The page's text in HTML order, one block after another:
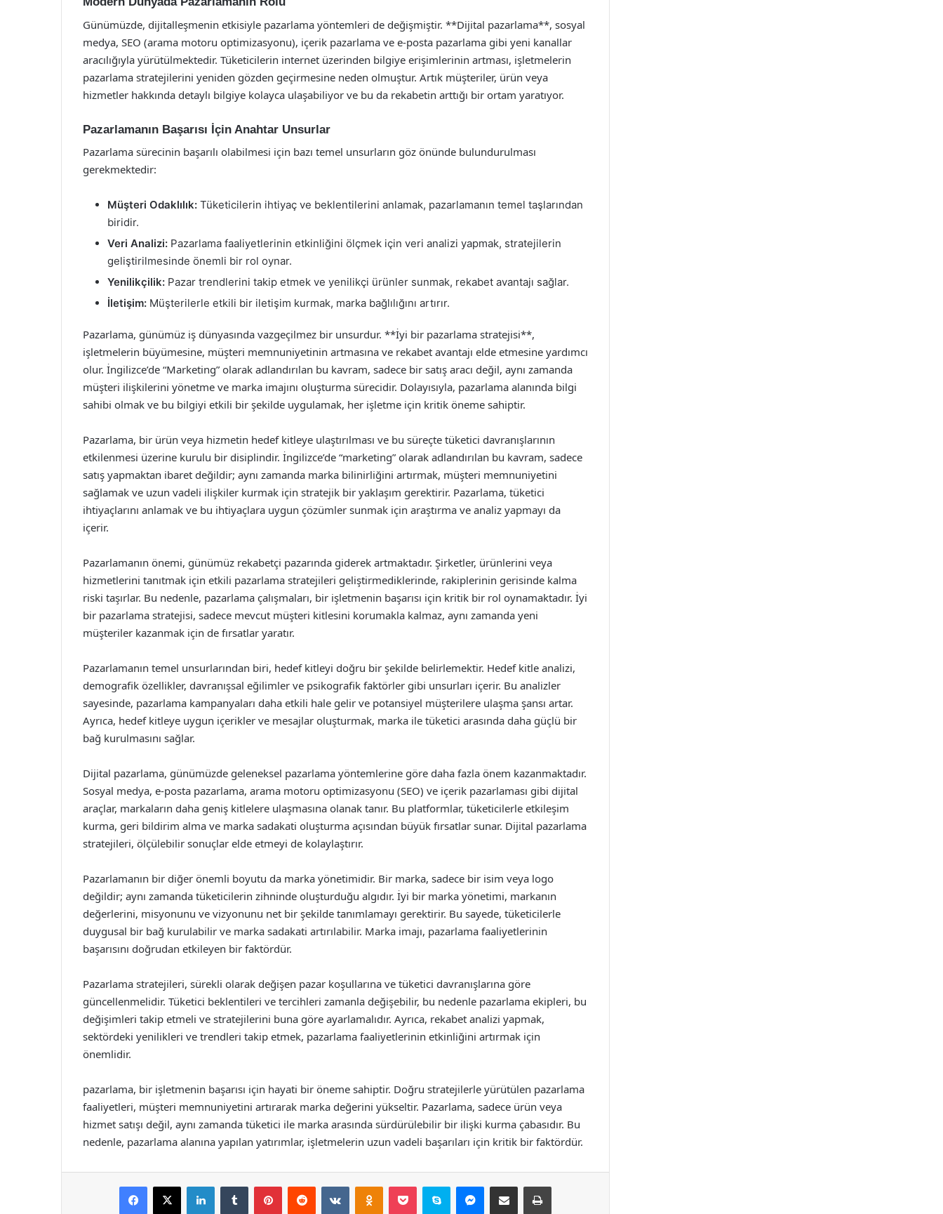
Günümüzde, dijitalleşmenin etkisiyle pazarlama yöntemleri de değişmiştir. **Dijital pazarlama**, sosyal
medya, SEO (arama motoru optimizasyonu), içerik pazarlama ve e-posta pazarlama gibi yeni kanallar
aracılığıyla yürütülmektedir. Tüketicilerin internet üzerinden bilgiye erişimlerinin artması, işletmelerin
pazarlama stratejilerini yeniden gözden geçirmesine neden olmuştur. Artık müşteriler, ürün veya
hizmetler hakkında detaylı bilgiye kolayca ulaşabiliyor ve bu da rekabetin arttığı bir ortam yaratıyor.
Pazarlamanın Başarısı İçin Anahtar Unsurlar
Pazarlama sürecinin başarılı olabilmesi için bazı temel unsurların göz önünde bulundurulması
gerekmektedir:
Müşteri Odaklılık: Tüketicilerin ihtiyaç ve beklentilerini anlamak, pazarlamanın temel taşlarından
biridir.
Veri Analizi: Pazarlama faaliyetlerinin etkinliğini ölçmek için veri analizi yapmak, stratejilerin
geliştirilmesinde önemli bir rol oynar.
Yenilikçilik: Pazar trendlerini takip etmek ve yenilikçi ürünler sunmak, rekabet avantajı sağlar.
İletişim: Müşterilerle etkili bir iletişim kurmak, marka bağlılığını artırır.
Pazarlama, günümüz iş dünyasında vazgeçilmez bir unsurdur. **İyi bir pazarlama stratejisi**,
işletmelerin büyümesine, müşteri memnuniyetinin artmasına ve rekabet avantajı elde etmesine yardımcı
olur. İngilizce’de “Marketing” olarak adlandırılan bu kavram, sadece bir satış aracı değil, aynı zamanda
müşteri ilişkilerini yönetme ve marka imajını oluşturma sürecidir. Dolayısıyla, pazarlama alanında bilgi
sahibi olmak ve bu bilgiyi etkili bir şekilde uygulamak, her işletme için kritik öneme sahiptir.
Pazarlama, bir ürün veya hizmetin hedef kitleye ulaştırılması ve bu süreçte tüketici davranışlarının
etkilenmesi üzerine kurulu bir disiplindir. İngilizce’de “marketing” olarak adlandırılan bu kavram, sadece
satış yapmaktan ibaret değildir; aynı zamanda marka bilinirliğini artırmak, müşteri memnuniyetini
sağlamak ve uzun vadeli ilişkiler kurmak için stratejik bir yaklaşım gerektirir. Pazarlama, tüketici
ihtiyaçlarını anlamak ve bu ihtiyaçlara uygun çözümler sunmak için araştırma ve analiz yapmayı da
içerir.
Pazarlamanın önemi, günümüz rekabetçi pazarında giderek artmaktadır. Şirketler, ürünlerini veya
hizmetlerini tanıtmak için etkili pazarlama stratejileri geliştirmediklerinde, rakiplerinin gerisinde kalma
riski taşırlar. Bu nedenle, pazarlama çalışmaları, bir işletmenin başarısı için kritik bir rol oynamaktadır. İyi
bir pazarlama stratejisi, sadece mevcut müşteri kitlesini korumakla kalmaz, aynı zamanda yeni
müşteriler kazanmak için de fırsatlar yaratır.
Pazarlamanın temel unsurlarından biri, hedef kitleyi doğru bir şekilde belirlemektir. Hedef kitle analizi,
demografik özellikler, davranışsal eğilimler ve psikografik faktörler gibi unsurları içerir. Bu analizler
sayesinde, pazarlama kampanyaları daha etkili hale gelir ve potansiyel müşterilere ulaşma şansı artar.
Ayrıca, hedef kitleye uygun içerikler ve mesajlar oluşturmak, marka ile tüketici arasında daha güçlü bir
bağ kurulmasını sağlar.
Dijital pazarlama, günümüzde geleneksel pazarlama yöntemlerine göre daha fazla önem kazanmaktadır.
Sosyal medya, e-posta pazarlama, arama motoru optimizasyonu (SEO) ve içerik pazarlaması gibi dijital
araçlar, markaların daha geniş kitlelere ulaşmasına olanak tanır. Bu platformlar, tüketicilerle etkileşim
kurma, geri bildirim alma ve marka sadakati oluşturma açısından büyük fırsatlar sunar. Dijital pazarlama
stratejileri, ölçülebilir sonuçlar elde etmeyi de kolaylaştırır.
Pazarlamanın bir diğer önemli boyutu da marka yönetimidir. Bir marka, sadece bir isim veya logo
değildir; aynı zamanda tüketicilerin zihninde oluşturduğu algıdır. İyi bir marka yönetimi, markanın
değerlerini, misyonunu ve vizyonunu net bir şekilde tanımlamayı gerektirir. Bu sayede, tüketicilerle
duygusal bir bağ kurulabilir ve marka sadakati artırılabilir. Marka imajı, pazarlama faaliyetlerinin
başarısını doğrudan etkileyen bir faktördür.
Pazarlama stratejileri, sürekli olarak değişen pazar koşullarına ve tüketici davranışlarına göre
güncellenmelidir. Tüketici beklentileri ve tercihleri zamanla değişebilir, bu nedenle pazarlama ekipleri, bu
değişimleri takip etmeli ve stratejilerini buna göre ayarlamalıdır. Ayrıca, rekabet analizi yapmak,
sektördeki yenilikleri ve trendleri takip etmek, pazarlama faaliyetlerinin etkinliğini artırmak için
önemlidir.
pazarlama, bir işletmenin başarısı için hayati bir öneme sahiptir. Doğru stratejilerle yürütülen pazarlama
faaliyetleri, müşteri memnuniyetini artırarak marka değerini yükseltir. Pazarlama, sadece ürün veya
hizmet satışı değil, aynı zamanda tüketici ile marka arasında sürdürülebilir bir ilişki kurma çabasıdır. Bu
nedenle, pazarlama alanına yapılan yatırımlar, işletmelerin uzun vadeli başarıları için kritik bir faktördür.
Facebook
X LinkedInTumblr PinterestReddit VKontakteOdnoklassniki
Pocket Skype Messenger
E-Posta ile paylaş Yazdır